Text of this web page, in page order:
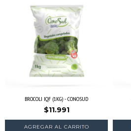
BROCOLI IQF (1KG) - CONOSUD
$11.991
AGREGAR AL CARRITO